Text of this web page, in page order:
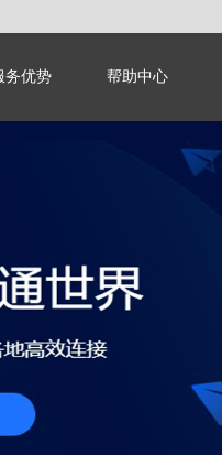
务优势 帮助中心